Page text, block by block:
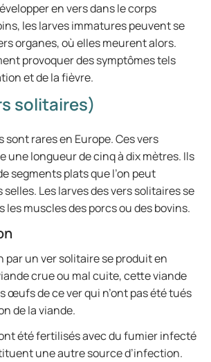
en vers dans le corps
les larves immatures peuvent se
organes, où elles meurent alors.
provoquer des symptômes tels
et de la fièvre.
solitaires)
sont rares en Europe. Ces vers
une longueur de cinq à dix mètres. Ils
segments plats que l’on peut
selles. Les larves des vers solitaires se
les muscles des porcs ou des bovins.
par un ver solitaire se produit en
crue ou mal cuite, cette viande
œufs de ce ver qui n’ont pas été tués
de la viande.
été fertilisés avec du fumier infecté
une autre source d’infection.